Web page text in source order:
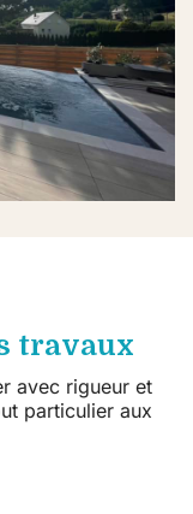
travaux
avec rigueur et
particulier aux